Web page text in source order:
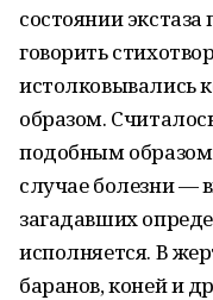
состоянии
говорить
истолковывались
образом.
подобным образом
случае болезни —
загадавших
исполняется. В
баранов, коней и